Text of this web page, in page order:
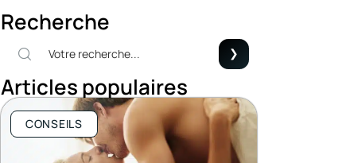
Recherche
Articles populaires
CONSEILS